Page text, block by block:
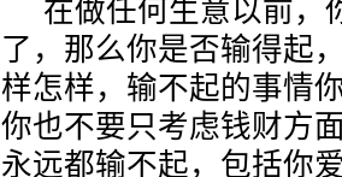
在做任何生意以前，
了，那么你是否输得起
样怎样，输不起的事情
你也不要只考虑钱财方
永远都输不起，包括你